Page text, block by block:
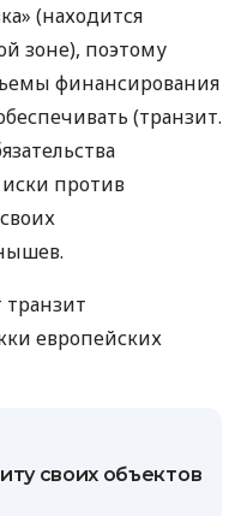
(находится
зоне), поэтому
финансирования
(транзит.
иски против
европейских
своих объектов